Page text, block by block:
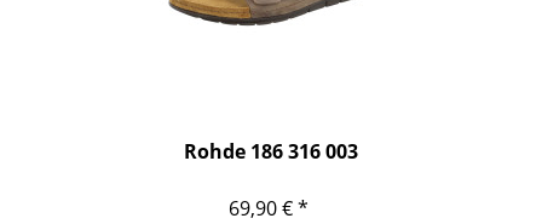
Rohde 186 316 003
69,90 € *